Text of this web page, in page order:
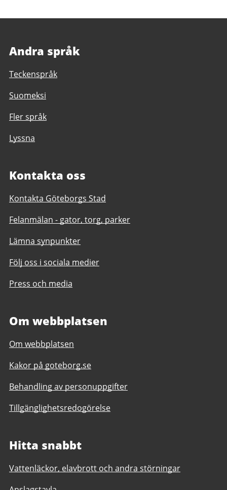
Andra språk
Teckenspråk
Suomeksi
Fler språk
Lyssna
Kontakta oss
Kontakta Göteborgs Stad
Felanmälan - gator, torg, parker
Lämna synpunkter
Följ oss i sociala medier
Press och media
Om webbplatsen
Om webbplatsen
Kakor på goteborg.se
Behandling av personuppgifter
Tillgänglighetsredogörelse
Hitta snabbt
Vattenläckor, elavbrott och andra störningar